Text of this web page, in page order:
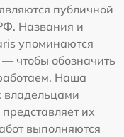
публичной
Названия и
упоминаются
чтобы обозначить
Наша
владельцами
их
выполняются